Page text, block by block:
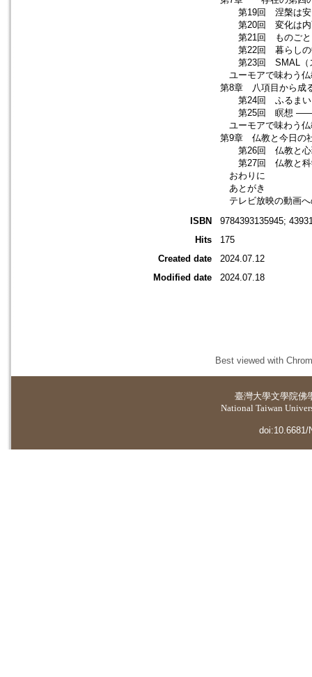
第19回 涅槃は安
第20回 変化は内
第21回 ものごと
第22回 暮らしの
第23回 SMAL（ス
ユーモアで味わう仏
第8章 八項目から成
第24回 ふるまい
第25回 瞑想 ――
ユーモアで味わう仏
第9章 仏教と今日の
第26回 仏教と心
第27回 仏教と科
おわりに
あとがき
テレビ放映の動画へ
ISBN
9784393135945;
Hits
175
Created date
2024.07.12
Modified date
2024.07.18
Best viewed with
臺灣大學文學院佛
National Taiwan
doi:10.6681/